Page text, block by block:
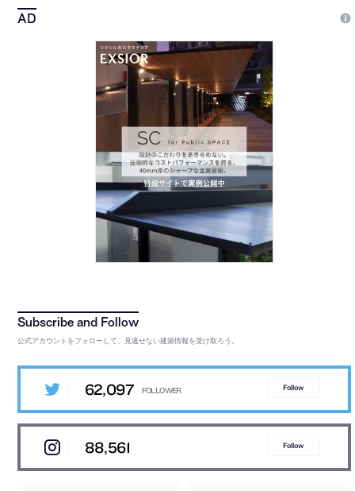
公式アカウントをフォローして、見逃せない建築情報を受け取ろう。
62,097 Follow
88,561 Follow